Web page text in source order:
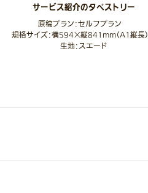
サービス紹介のタペストリー
原稿プラン：セルフプラン
規格サイズ：横594×縦841mm（A1縦長）
生地：スエード